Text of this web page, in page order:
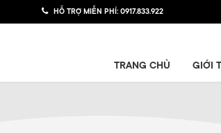
HỖ TRỢ MIỄN PHÍ: 0917.833.922
TRANG CHỦ GIỚI